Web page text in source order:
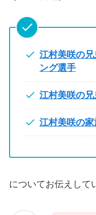
江村美咲の
ング選手
江村美咲の
江村美咲の
についてお伝えして